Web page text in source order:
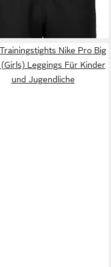
Nike Pro Big
(Girls) Leggings Für Kinder
und Jugendliche